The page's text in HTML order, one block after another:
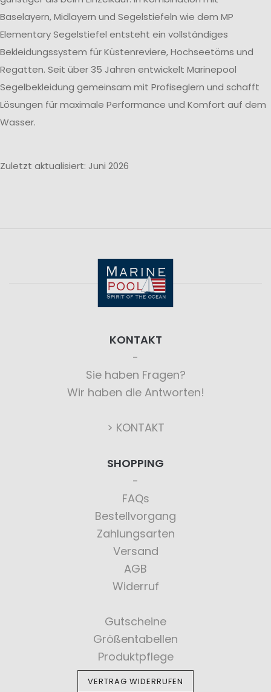
Baselayern, Midlayern und Segelstiefeln wie dem MP
Elementary Segelstiefel entsteht ein vollständiges
Bekleidungssystem für Küstenreviere, Hochseetörns und
Regatten. Seit über 35 Jahren entwickelt Marinepool
Segelbekleidung gemeinsam mit Profiseglern und schafft
Lösungen für maximale Performance und Komfort auf dem
Wasser.
Zuletzt aktualisiert: Juni 2026
KONTAKT
Sie haben Fragen?
Wir haben die Antworten!
> KONTAKT
SHOPPING
FAQs
Bestellvorgang
Zahlungsarten
Versand
AGB
Widerruf
Gutscheine
Größentabellen
Produktpflege
VERTRAG WIDERRUFEN